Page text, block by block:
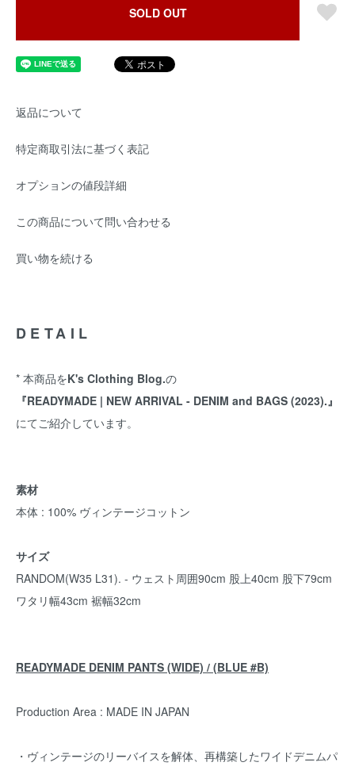
SOLD OUT
返品について
特定商取引法に基づく表記
オプションの値段詳細
この商品について問い合わせる
買い物を続ける
DETAIL
* 本商品をK's Clothing Blog.の
『READYMADE | NEW ARRIVAL - DENIM and BAGS (2023).』
にてご紹介しています。
素材
本体 : 100% ヴィンテージコットン
サイズ
RANDOM(W35 L31). - ウェスト周囲90cm 股上40cm 股下79cm
ワタリ幅43cm 裾幅32cm
READYMADE DENIM PANTS (WIDE) / (BLUE #B)
Production Area : MADE IN JAPAN
・ヴィンテージのリーバイスを解体、再構築したワイドデニムパ